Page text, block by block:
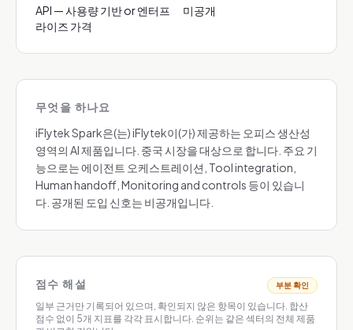
API — 사용량 기반 or 엔터프
라이즈 가격
미공개
무엇을 하나요
iFlytek Spark은(는) iFlytek이(가) 제공하는 오피스 생산성
영역의 AI 제품입니다. 중국 시장을 대상으로 합니다. 주요 기
능으로는 에이전트 오케스트레이션, Tool integration,
Human handoff, Monitoring and controls 등이 있습니
다. 공개된 도입 신호는 비공개입니다.
점수 해설 부분 확인
일부 근거만 기록되어 있으며, 확인되지 않은 항목이 있습니다. 합산
점수 없이 5개 지표를 각각 표시합니다. 순위는 같은 섹터의 전체 제품